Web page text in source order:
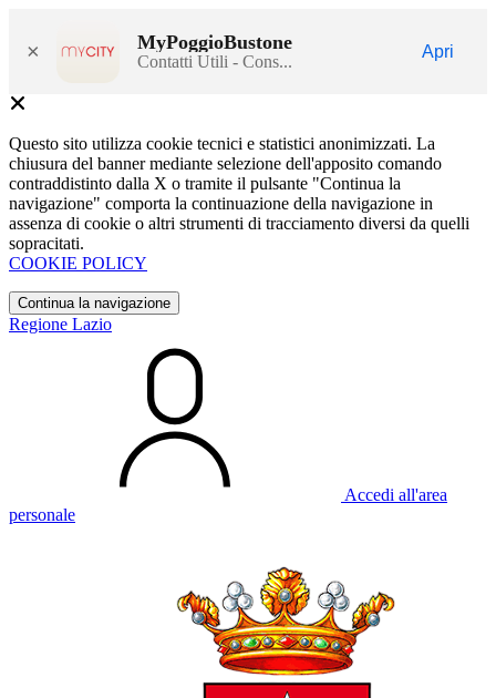
× MyPoggioBustone
Contatti Utili - Cons...
Apri
Questo sito utilizza cookie tecnici e statistici anonimizzati. La
chiusura del banner mediante selezione dell'apposito comando
contraddistinto dalla X o tramite il pulsante "Continua la
navigazione" comporta la continuazione della navigazione in
assenza di cookie o altri strumenti di tracciamento diversi da quelli
sopracitati.
COOKIE POLICY
Continua la navigazione
Regione Lazio
Accedi all'area
personale